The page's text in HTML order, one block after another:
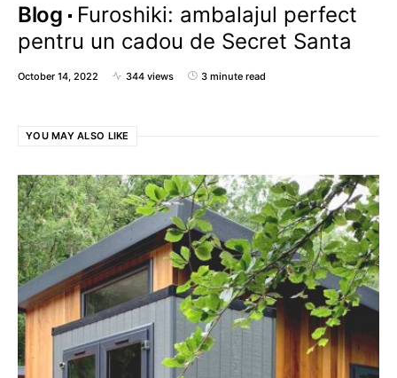
Blog
Furoshiki: ambalajul perfect
pentru un cadou de Secret Santa
October 14, 2022 344 views 3 minute read
YOU MAY ALSO LIKE